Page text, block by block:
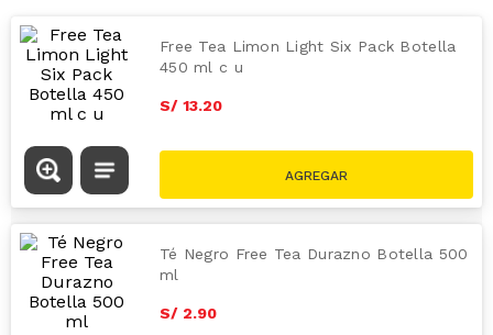
Free Tea Limon Light Six Pack Botella
450 ml c u
S/ 13.20
Té Negro Free Tea Durazno Botella 500
ml
S/ 2.90